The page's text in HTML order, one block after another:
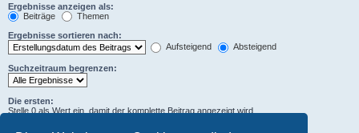
Ergebnisse anzeigen als:
Beiträge
Themen
Ergebnisse sortieren nach:
Aufsteigend
Absteigend
Suchzeitraum begrenzen:
Die ersten:
Stelle 0 als Wert ein, damit der komplette Beitrag angezeigt wird.